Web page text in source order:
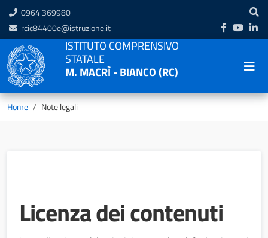
0964 369980
rcic84400e@istruzione.it
ISTITUTO COMPRENSIVO
STATALE
M. MACRÌ - BIANCO (RC)
Home Note legali
Licenza dei contenuti